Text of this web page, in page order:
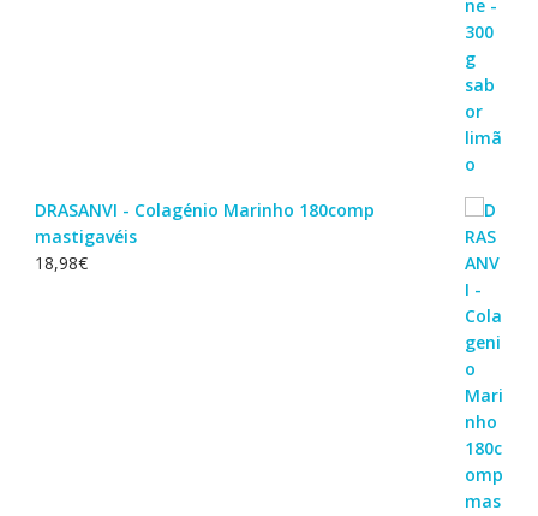
DRASANVI - Colagénio Marinho 180comp
mastigavéis
18,98€